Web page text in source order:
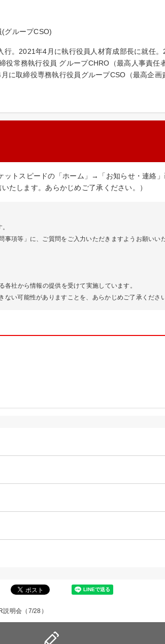
グループCSO)
行。2021年4月に執行役員人材育成部長に就任
役常務執行役員 グループCHRO（最高人事責
に取締役専務執行役員グループCSO（最高企
トスピードの「ホーム」→「お知らせ・連絡
たします。あらかじめご了承ください。）
項等」に、ご質問をご入力いただきますようお願いい
社から情報の提供を受けて実施しています。
い可能性がありますことを、あらかじめご了承くださ
説明会（7/28）